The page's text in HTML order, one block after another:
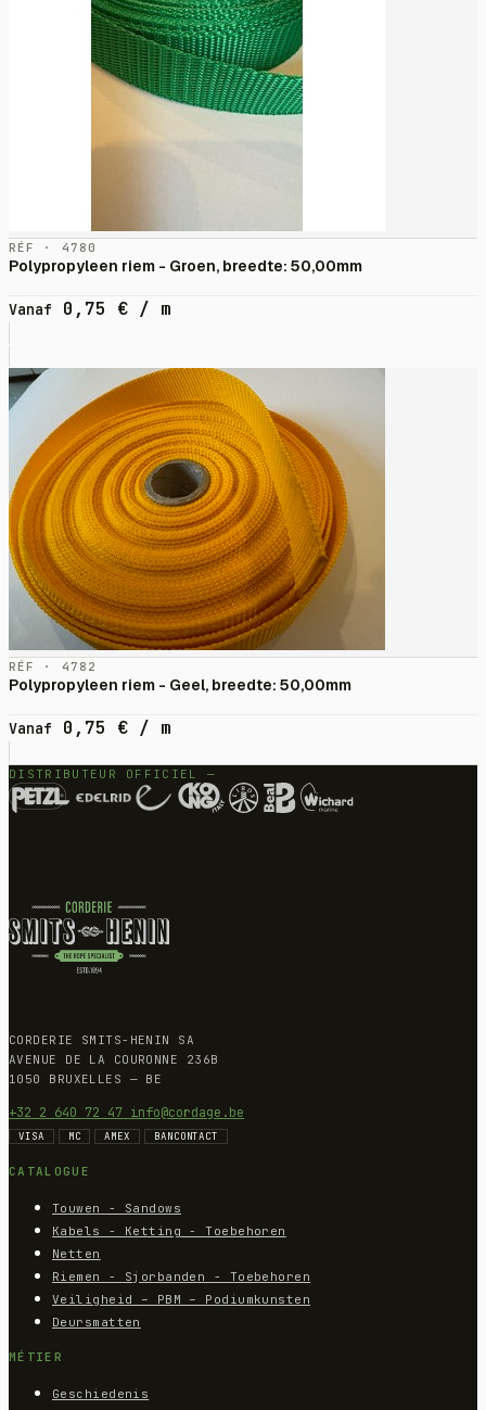
RÉF · 4780
Polypropyleen riem - Groen, breedte: 50,00mm
Vanaf 0,75 € / m
RÉF · 4782
Polypropyleen riem - Geel, breedte: 50,00mm
Vanaf 0,75 € / m
DISTRIBUTEUR OFFICIEL —
CORDERIE SMITS-HENIN SA
AVENUE DE LA COURONNE 236B
1050 BRUXELLES — BE
+32 2 640 72 47 info@cordage.be
VISA MC AMEX BANCONTACT
CATALOGUE
Touwen - Sandows
Kabels - Ketting - Toebehoren
Netten
Riemen - Sjorbanden - Toebehoren
Veiligheid – PBM – Podiumkunsten
Deursmatten
MÉTIER
Geschiedenis